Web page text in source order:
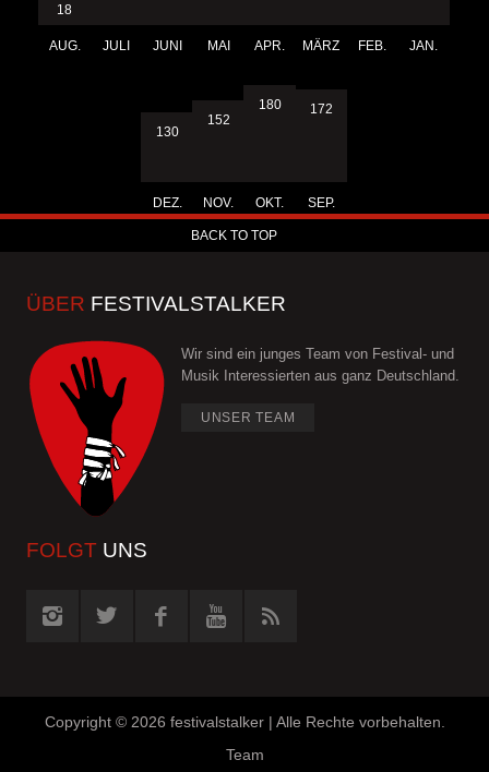
18
AUG. JULI JUNI MAI APR. MÄRZ FEB. JAN.
130
DEZ.
152
NOV.
180
OKT.
172
SEP.
BACK TO TOP
ÜBER FESTIVALSTALKER
Wir sind ein junges Team von Festival- und
Musik Interessierten aus ganz Deutschland.
UNSER TEAM
FOLGT UNS
Copyright © 2026 festivalstalker | Alle Rechte vorbehalten.
Team